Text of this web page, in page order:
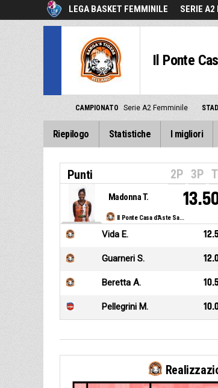
LEGA BASKET FEMMINILE SERIE
Il Ponte
CAMPIONATO Serie A2 Femminile
Riepilogo Statistiche I migliori
Punti 2P 3P
Il Ponte Casa d'Aste Sanga Milano
Madonna T.
Vida E.
Guarneri S.
Beretta A.
Pellegrini M.